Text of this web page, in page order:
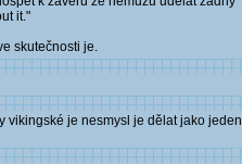
it."
skutečnosti je.
vikingské je nesmysl je dělat jako jeden